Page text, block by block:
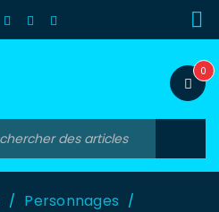
0
/ Personnages /